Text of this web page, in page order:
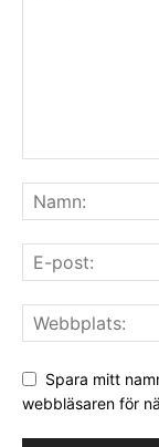
Spara mitt
webbläsaren för